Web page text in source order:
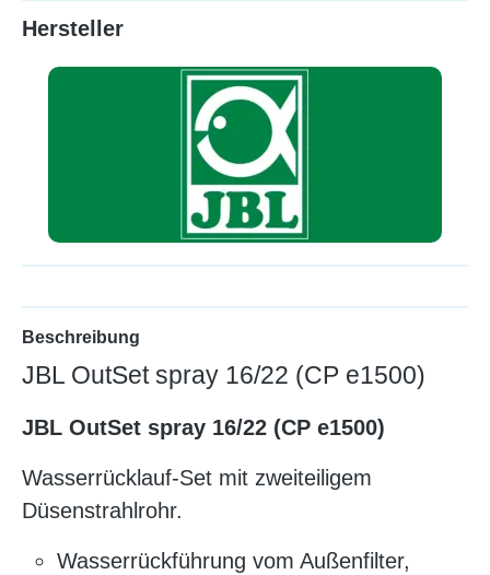
Hersteller
Beschreibung
JBL OutSet spray 16/22 (CP e1500)
JBL OutSet spray 16/22 (CP e1500)
Wasserrücklauf-Set mit zweiteiligem
Düsenstrahlrohr.
Wasserrückführung vom Außenfilter,